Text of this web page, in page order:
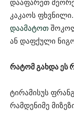
დააფარეთ
კაკაოს
დაამატოთ
ან დაფქული
რატომ გახდა ეს
ტირამისუს
რამდენიმე